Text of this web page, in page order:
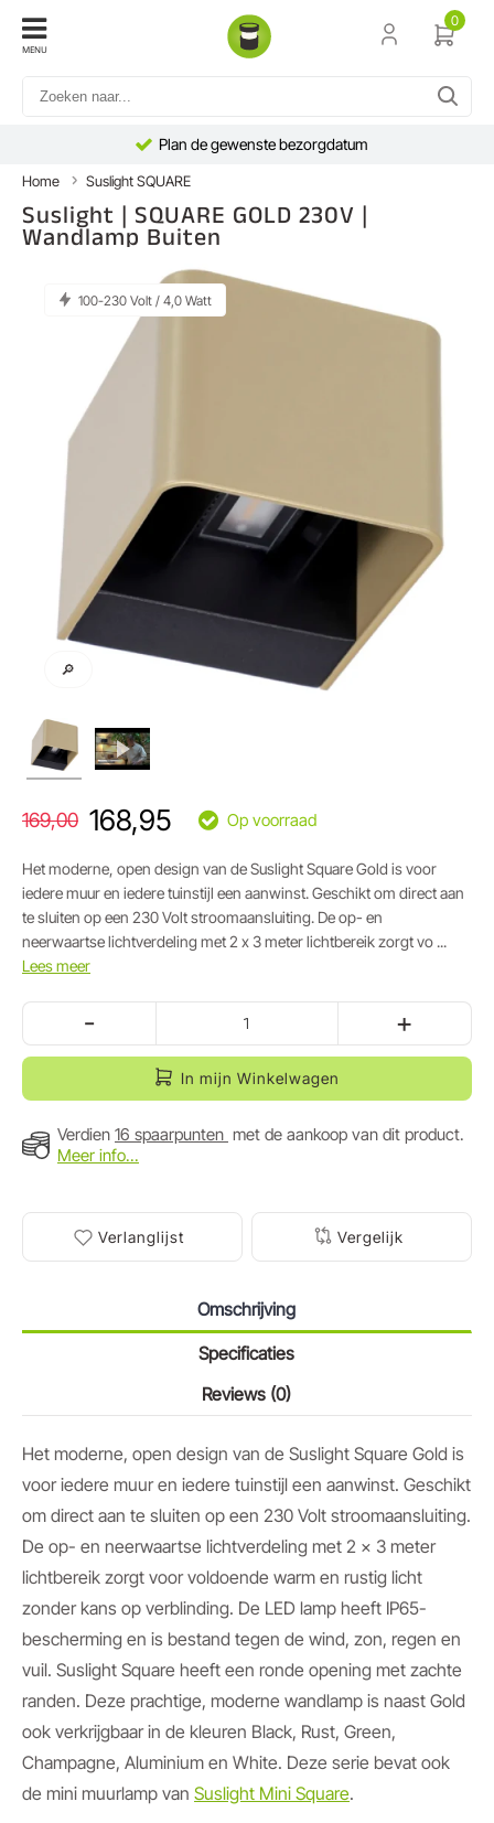
MENU
0
Plan de gewenste bezorgdatum
Home Suslight SQUARE
Suslight | SQUARE GOLD 230V |
Wandlamp Buiten
100-230 Volt / 4,0 Watt
🔎
169,00 168,95 Op voorraad
Het moderne, open design van de Suslight Square Gold is voor
iedere muur en iedere tuinstijl een aanwinst. Geschikt om direct aan
te sluiten op een 230 Volt stroomaansluiting. De op- en
neerwaartse lichtverdeling met 2 x 3 meter lichtbereik zorgt vo ...
Lees meer
- +
In mijn Winkelwagen
Verdien 16 spaarpunten met de aankoop van dit product.
Meer info...
Verlanglijst Vergelijk
Omschrijving
Specificaties
Reviews (0)
Het moderne, open design van de Suslight Square Gold is
voor iedere muur en iedere tuinstijl een aanwinst. Geschikt
om direct aan te sluiten op een 230 Volt stroomaansluiting.
De op- en neerwaartse lichtverdeling met 2 x 3 meter
lichtbereik zorgt voor voldoende warm en rustig licht
zonder kans op verblinding. De LED lamp heeft IP65-
bescherming en is bestand tegen de wind, zon, regen en
vuil. Suslight Square heeft een ronde opening met zachte
randen. Deze prachtige, moderne wandlamp is naast Gold
ook verkrijgbaar in de kleuren Black, Rust, Green,
Champagne, Aluminium en White. Deze serie bevat ook
de mini muurlamp van Suslight Mini Square.